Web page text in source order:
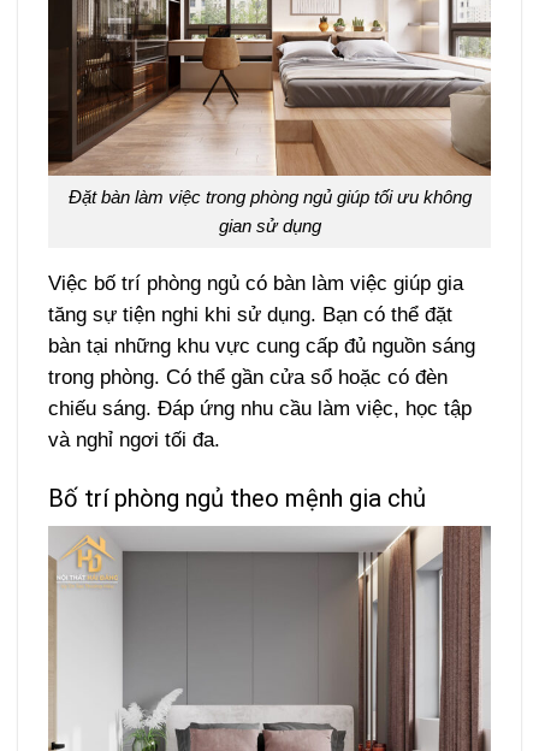
Đặt bàn làm việc trong phòng ngủ giúp tối ưu không
gian sử dụng
Việc bố trí phòng ngủ có bàn làm việc giúp gia
tăng sự tiện nghi khi sử dụng. Bạn có thể đặt
bàn tại những khu vực cung cấp đủ nguồn sáng
trong phòng. Có thể gần cửa sổ hoặc có đèn
chiếu sáng. Đáp ứng nhu cầu làm việc, học tập
và nghỉ ngơi tối đa.
Bố trí phòng ngủ theo mệnh gia chủ